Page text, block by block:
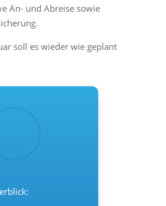
An- und Abreise sowie
soll es wieder wie geplant